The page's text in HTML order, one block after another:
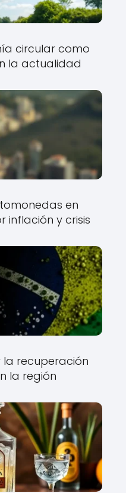
circular como
la actualidad
en
inflación y crisis
la recuperación
la región